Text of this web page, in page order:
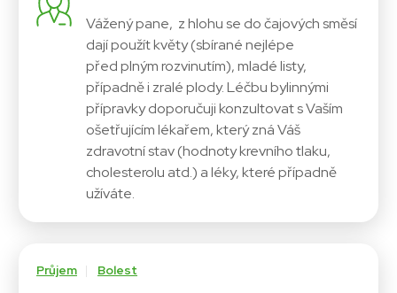
Vážený pane, z hlohu se do čajových směsí
dají použít květy (sbírané nejlépe
před plným rozvinutím), mladé listy,
případně i zralé plody. Léčbu bylinnými
přípravky doporučuji konzultovat s Vaším
ošetřujícím lékařem, který zná Váš
zdravotní stav (hodnoty krevního tlaku,
cholesterolu atd.) a léky, které případně
užíváte.
Průjem Bolest